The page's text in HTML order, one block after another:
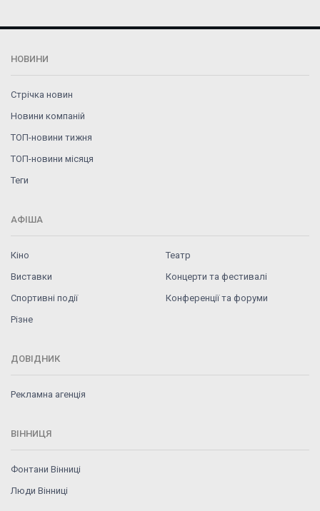
НОВИНИ
Стрічка новин
Новини компаній
ТОП-новини тижня
ТОП-новини місяця
Теги
АФІША
Кіно
Театр
Виставки
Концерти та фестивалі
Спортивні події
Конференції та форуми
Різне
ДОВІДНИК
Рекламна агенція
ВІННИЦЯ
Фонтани Вінниці
Люди Вінниці